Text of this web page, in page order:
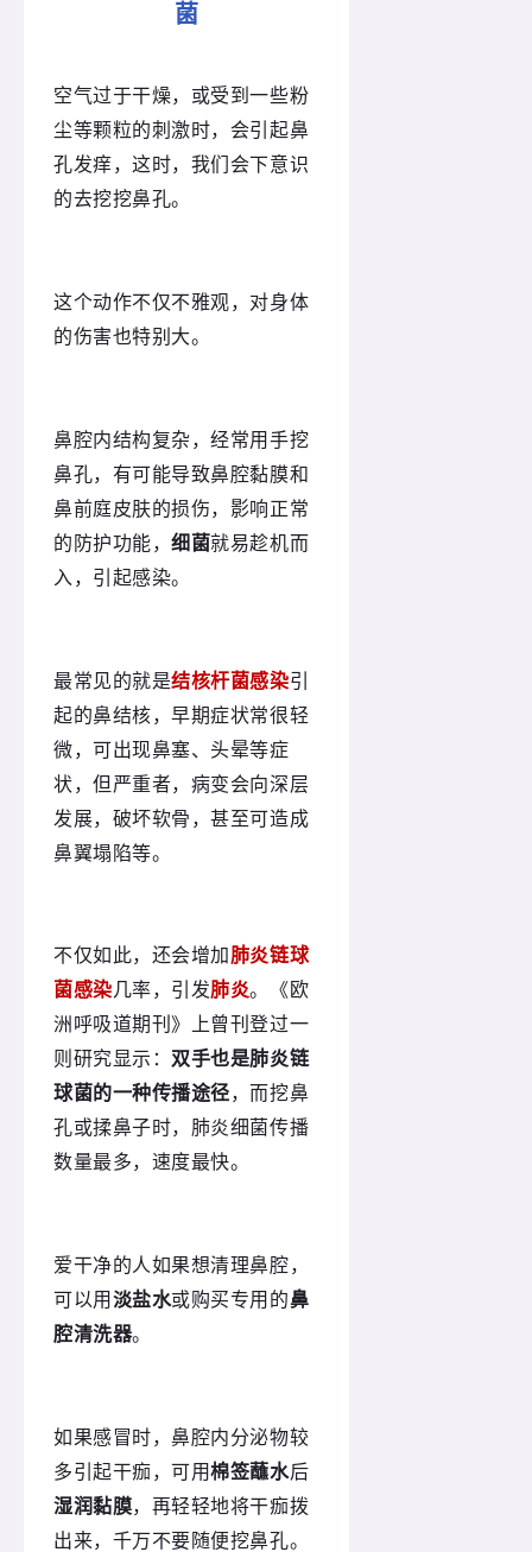
菌
空气过于干燥，或受到一些粉
尘等颗粒的刺激时，会引起鼻
孔发痒，这时，我们会下意识
的去挖挖鼻孔。
这个动作不仅不雅观，对身体
的伤害也特别大。
鼻腔内结构复杂，经常用手挖
鼻孔，有可能导致鼻腔黏膜和
鼻前庭皮肤的损伤，影响正常
的防护功能，细菌就易趁机而
入，引起感染。
最常见的就是结核杆菌感染引
起的鼻结核，早期症状常很轻
微，可出现鼻塞、头晕等症
状，但严重者，病变会向深层
发展，破坏软骨，甚至可造成
鼻翼塌陷等。
不仅如此，还会增加 肺炎链球
菌感染几率，引发肺炎。《欧
洲呼吸道期刊》上曾刊登过一
则研究显示： 双手也是肺炎链
球菌的一种传播途径，而挖鼻
孔或揉鼻子时，肺炎细菌传播
数量最多，速度最快。
爱干净的人如果想清理鼻腔，
可以用 淡盐水或购买专用的鼻
腔清洗器。
如果感冒时，鼻腔内分泌物较
多引起干痂，可用棉签蘸水后
湿润黏膜，再轻轻地将干痂拨
出来，千万不要随便挖鼻孔。